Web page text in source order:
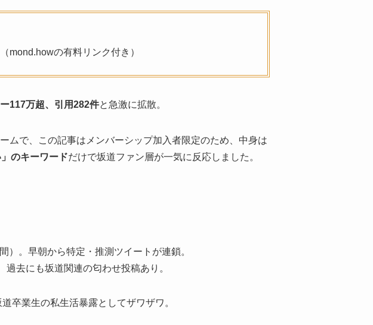
mond.howの有料リンク付き）
117万超、引用282件と急激に拡散。
ムで、この記事はメンバーシップ加入者限定のため、中身は
のキーワードだけで坂道ファン層が一気に反応しました。
）。早朝から特定・推測ツイートが連鎖。
過去にも坂道関連の匂わせ投稿あり。
卒業生の私生活暴露としてザワザワ。